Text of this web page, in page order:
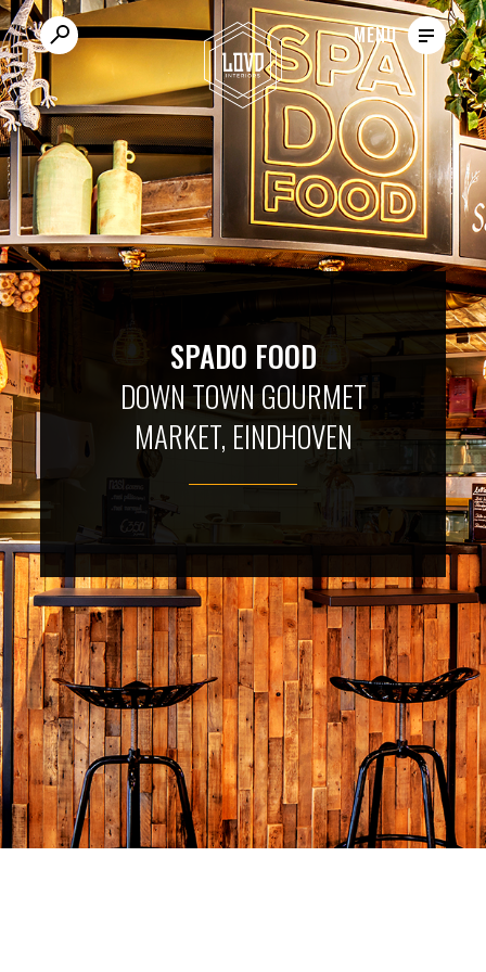
MENU
VACATURES
SPADO FOOD
DOWN TOWN GOURMET
MARKET, EINDHOVEN